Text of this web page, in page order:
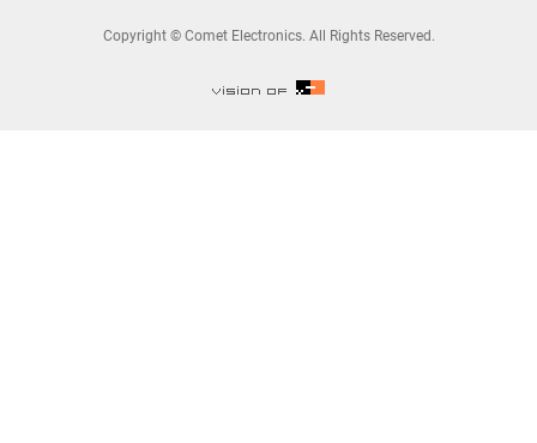
Copyright © Comet Electronics. All Rights Reserved.